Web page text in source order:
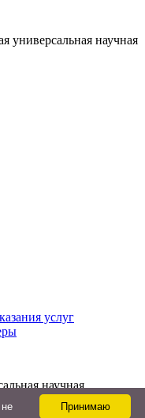
универсальная научная
услуг
научная
Принимаю